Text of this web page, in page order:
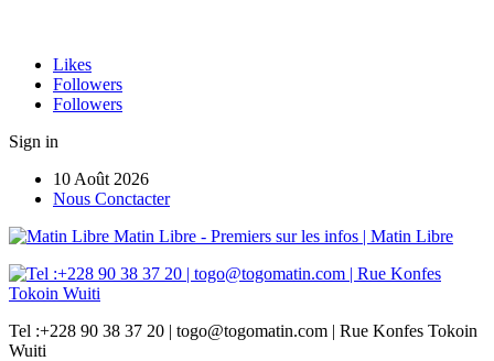
Likes
Followers
Followers
Sign in
10 Août 2026
Nous Conctacter
Matin Libre - Premiers sur les infos | Matin Libre
Tel :+228 90 38 37 20 | togo@togomatin.com | Rue Konfes Tokoin
Wuiti